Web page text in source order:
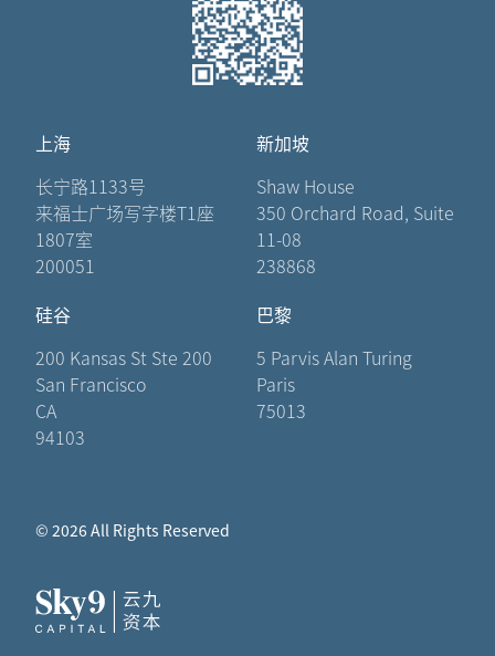
上海
长宁路1133号
来福士广场写字楼T1座
1807室
200051
新加坡
Shaw House
350 Orchard Road, Suite
11-08
238868
硅谷
200 Kansas St Ste 200
San Francisco
CA
94103
巴黎
5 Parvis Alan Turing
Paris
75013
© 2026 All Rights Reserved